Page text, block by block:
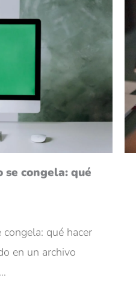
se congela: qué
qué hacer
en un archivo